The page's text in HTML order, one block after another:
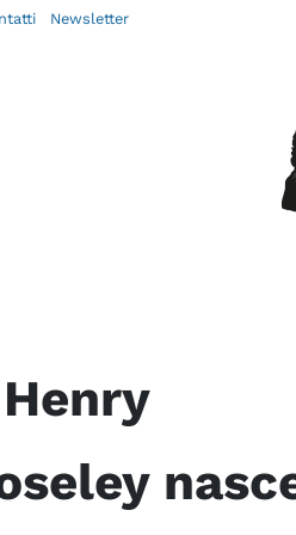
Newsletter